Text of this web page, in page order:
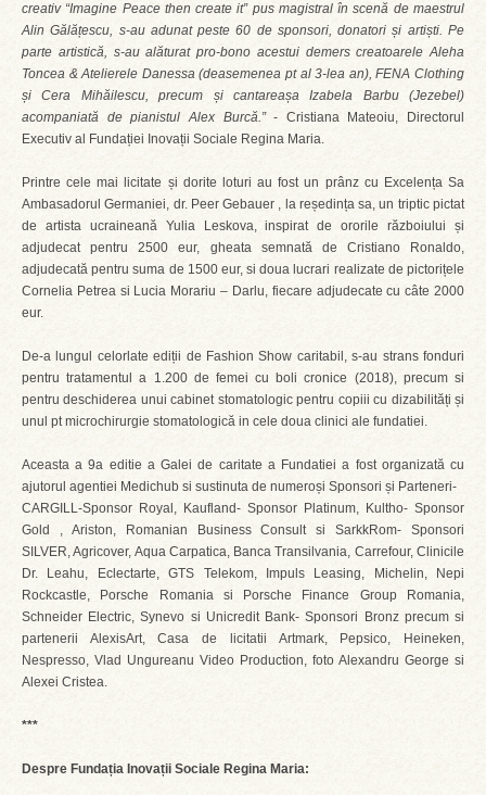
creativ “Imagine Peace then create it” pus magistral în scenă de maestrul
Alin Gălățescu, s-au adunat peste 60 de sponsori, donatori și artiști. Pe
parte artistică, s-au alăturat pro-bono acestui demers creatoarele Aleha
Toncea & Atelierele Danessa (deasemenea pt al 3-lea an), FENA Clothing
și Cera Mihăilescu, precum și cantareașa Izabela Barbu (Jezebel)
acompaniată de pianistul Alex Burcă.”- Cristiana Mateoiu, Directorul
Executiv al Fundației Inovații Sociale Regina Maria.
Printre cele mai licitate și dorite loturi au fost un prânz cu Excelența Sa
Ambasadorul Germaniei, dr. Peer Gebauer , la reședința sa, un triptic pictat
de artista ucraineană Yulia Leskova, inspirat de ororile războiului și
adjudecat pentru 2500 eur, gheata semnată de Cristiano Ronaldo,
adjudecată pentru suma de 1500 eur, si doua lucrari realizate de pictorițele
Cornelia Petrea si Lucia Morariu – Darlu, fiecare adjudecate cu câte 2000
eur.
De-a lungul celorlate ediții de Fashion Show caritabil, s-au strans fonduri
pentru tratamentul a 1.200 de femei cu boli cronice (2018), precum si
pentru deschiderea unui cabinet stomatologic pentru copiii cu dizabilități și
unul pt microchirurgie stomatologică in cele doua clinici ale fundatiei.
Aceasta a 9a editie a Galei de caritate a Fundatiei a fost organizată cu
ajutorul agentiei Medichub si sustinuta de numeroși Sponsori și Parteneri-
CARGILL-Sponsor Royal, Kaufland- Sponsor Platinum, Kultho- Sponsor
Gold , Ariston, Romanian Business Consult si SarkkRom- Sponsori
SILVER, Agricover, Aqua Carpatica, Banca Transilvania, Carrefour, Clinicile
Dr. Leahu, Eclectarte, GTS Telekom, Impuls Leasing, Michelin, Nepi
Rockcastle, Porsche Romania si Porsche Finance Group Romania,
Schneider Electric, Synevo si Unicredit Bank- Sponsori Bronz precum si
partenerii AlexisArt, Casa de licitatii Artmark, Pepsico, Heineken,
Nespresso, Vlad Ungureanu Video Production, foto Alexandru George si
Alexei Cristea.
***
Despre Fundația Inovații Sociale Regina Maria: